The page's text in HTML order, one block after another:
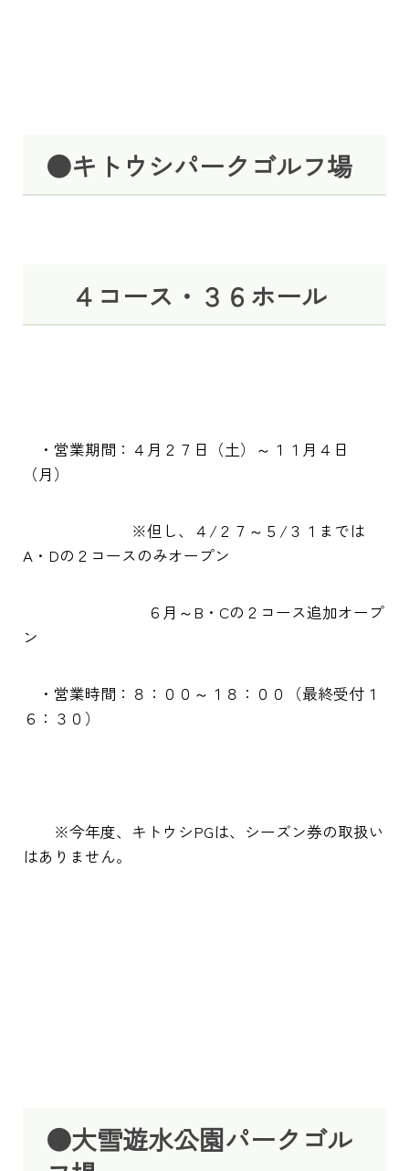
●キトウシパークゴルフ場
４コース・３６ホール
・営業期間：４月２７日（土）～１１月４日
（月）
※但し、４/２７～５/３１までは
A・Dの２コースのみオープン
６月～B・Cの２コース追加オープ
ン
・営業時間：８：００～１８：００（最終受付１
６：３０）
※今年度、キトウシPGは、シーズン券の取扱い
はありません。
●大雪遊水公園パークゴル